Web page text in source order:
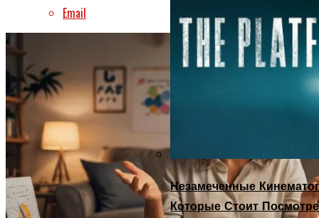
Незамеченные
Которые Стоит
Email